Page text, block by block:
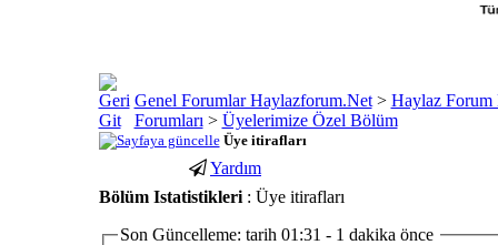
Genel Forumlar Haylazforum.Net > Haylaz Forum
Forumları > Üyelerimize Özel Bölüm
Üye itirafları
Yardım
porno
izle
gaziantep
youtube
abone
hilesi
Bölüm Istatistikleri: Üye itirafları
Son Güncelleme: tarih 01:31 - 1 dakika önce